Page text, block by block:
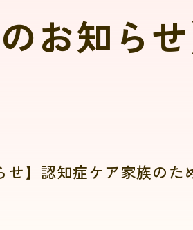
お知ら
】認知症ケア家族のた